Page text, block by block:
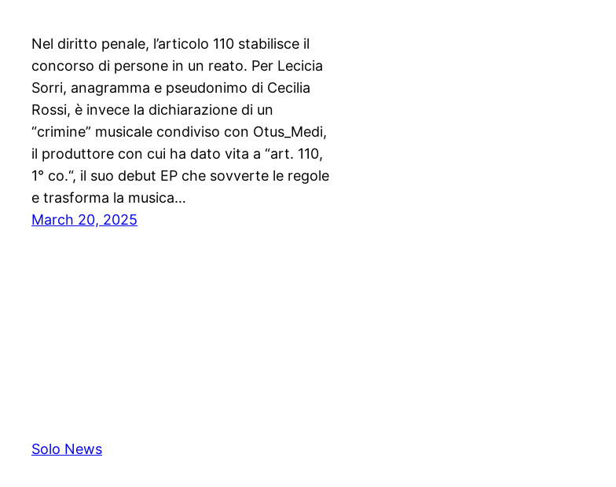
Nel diritto penale, l’articolo 110 stabilisce il
concorso di persone in un reato. Per Lecicia
Sorri, anagramma e pseudonimo di Cecilia
Rossi, è invece la dichiarazione di un
“crimine” musicale condiviso con Otus_Medi,
il produttore con cui ha dato vita a “art. 110,
1° co.“, il suo debut EP che sovverte le regole
e trasforma la musica…
March 20, 2025
Solo News